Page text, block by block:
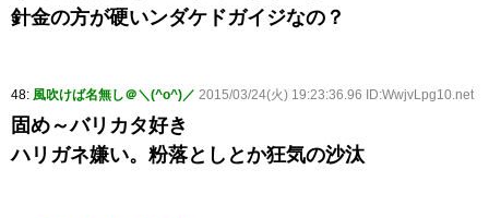
針金の方が硬いンダケドガイジなの？
48: 風吹けば名無し＠＼(^o^)／ 2015/03/24(火) 19:23:36.96 ID:WwjvLpg10.net
固め～バリカタ好き
ハリガネ嫌い。粉落としとか狂気の沙汰